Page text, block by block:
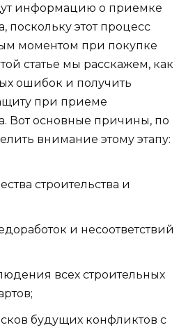
информацию о приемке
поскольку этот процесс
моментом при покупке
статье мы расскажем, как
ошибок и получить
при приеме
Вот основные причины, по
внимание этому этапу:
строительства и
и несоответствий
всех строительных
будущих конфликтов с